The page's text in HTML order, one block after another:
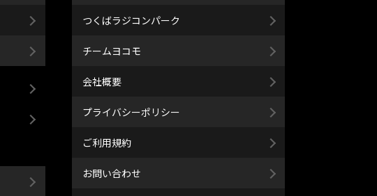
つくばラジコンパーク
チームヨコモ
会社概要
プライバシーポリシー
ご利用規約
お問い合わせ